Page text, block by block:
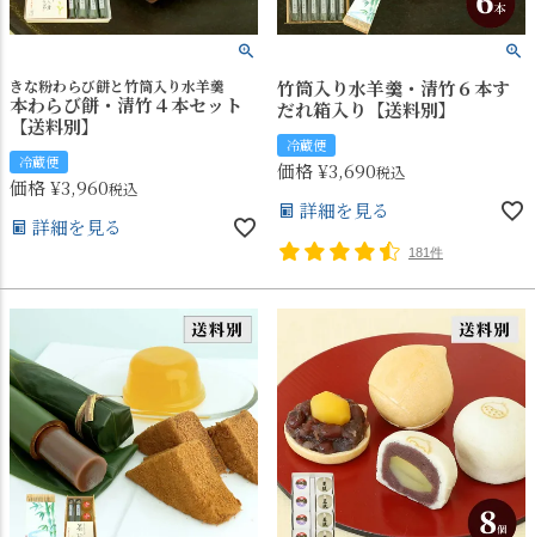
きな粉わらび餅と竹筒入り水羊羹
本わらび餅・清竹４本セット
【送料別】
冷蔵便
価格¥3,960税込
詳細を見る
竹筒入り水羊羹・清竹６本す
だれ箱入り【送料別】
冷蔵便
価格¥3,690税込
詳細を見る
181件